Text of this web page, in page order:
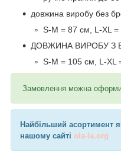
довжина виробу без
S-M = 87 см, L-XL =
ДОВЖИНА ВИРОБУ З
S-M = 105 см, L-XL
Замовлення можна
Найбільший асортимент
нашому сайті ola-la.org